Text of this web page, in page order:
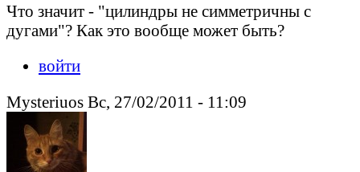
Что значит - "цилиндры не симметричны с
дугами"? Как это вообще может быть?
войти
Mysteriuos Вс, 27/02/2011 - 11:09